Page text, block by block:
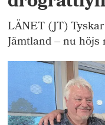
LÄNET (JT)
Jämtland – nu